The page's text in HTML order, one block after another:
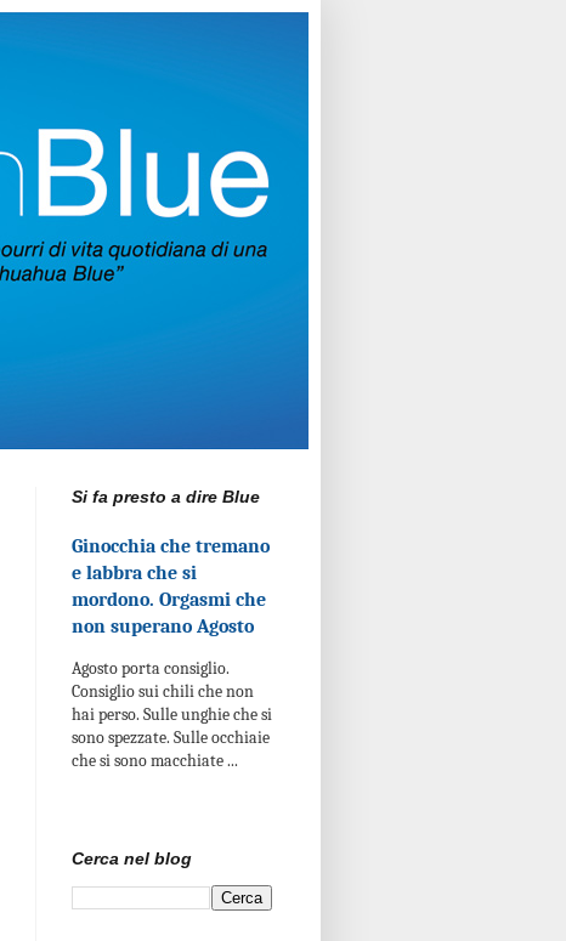
Si fa presto a dire Blue
Ginocchia che tremano
e labbra che si
mordono. Orgasmi che
non superano Agosto
Agosto porta consiglio.
Consiglio sui chili che non
hai perso. Sulle unghie che si
sono spezzate. Sulle occhiaie
che si sono macchiate ...
Cerca nel blog